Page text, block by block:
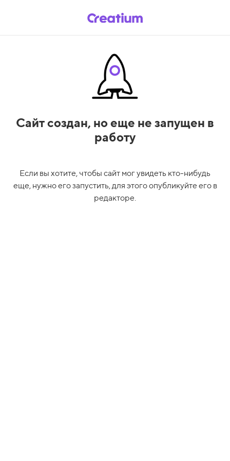
Сайт создан, но еще не запущен в
работу
Если вы хотите, чтобы сайт мог увидеть кто-нибудь
еще, нужно его запустить, для этого опубликуйте его в
редакторе.